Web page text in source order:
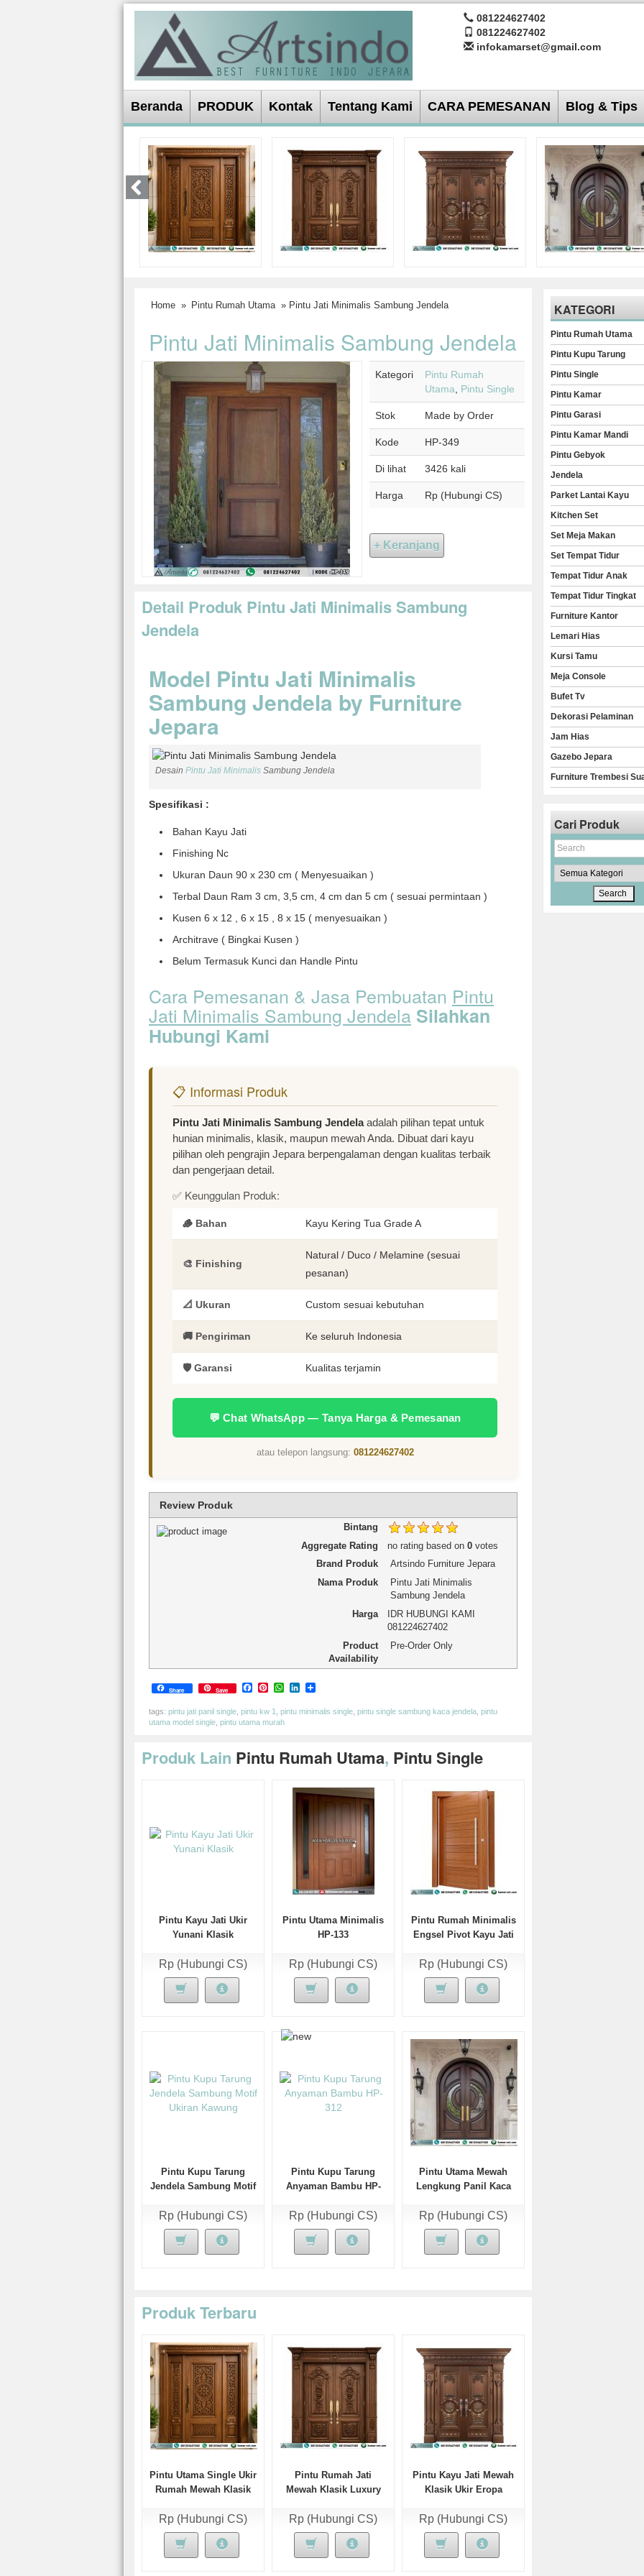
081224627402
081224627402
infokamarset@gmail.com
Beranda PRODUK Kontak Tentang Kami CARA PEMESANAN Blog & Tips
Home » Pintu Rumah Utama » Pintu Jati Minimalis Sambung Jendela
Pintu Jati Minimalis Sambung Jendela
Kategori
Pintu Rumah
Utama
Pintu Single
Stok Made by Order
Kode HP-349
Di lihat 3426 kali
Harga Rp (Hubungi CS)
Detail Produk Pintu Jati Minimalis Sambung
Jendela
Model Pintu Jati Minimalis
Sambung Jendela by Furniture
Jepara
Desain Pintu Jati Minimalis Sambung Jendela
Spesifikasi :
Bahan Kayu Jati
Finishing Nc
Ukuran Daun 90 x 230 cm ( Menyesuaikan )
Terbal Daun Ram 3 cm, 3,5 cm, 4 cm dan 5 cm ( sesuai permintaan )
Kusen 6 x 12 , 6 x 15 , 8 x 15 ( menyesuaikan )
Architrave ( Bingkai Kusen )
Belum Termasuk Kunci dan Handle Pintu
Cara Pemesanan & Jasa Pembuatan Pintu
Jati Minimalis Sambung Jendela Silahkan
Hubungi Kami
📋 Informasi Produk
Pintu Jati Minimalis Sambung Jendelaadalah pilihan tepat untuk
hunian minimalis, klasik, maupun mewah Anda. Dibuat dari kayu
pilihan oleh pengrajin Jepara berpengalaman dengan kualitas terbaik
dan pengerjaan detail.
✅ Keunggulan Produk:
🪵 Bahan Kayu Kering Tua Grade A
🎨 Finishing
Natural / Duco / Melamine (sesuai
pesanan)
📐 Ukuran Custom sesuai kebutuhan
🚚 Pengiriman Ke seluruh Indonesia
🛡️ Garansi Kualitas terjamin
💬 Chat WhatsApp — Tanya Harga & Pemesanan
atau telepon langsung: 081224627402
Review Produk
Bintang
Aggregate Rating
no rating based on0 votes
Brand Produk
Artsindo Furniture Jepara
Nama Produk
Pintu Jati Minimalis
Sambung Jendela
Harga
IDR HUBUNGI KAMI
081224627402
Product
Availability
Pre-Order Only
Share Save Facebook
Pinterest
WhatsApp
LinkedIn
tags: pintu jati panil single pintu kw 1 pintu minimalis single pintu single sambung kaca jendela pintu
utama model single pintu utama murah
Produk Lain Pintu Rumah Utama, Pintu Single
Pintu Kayu Jati Ukir
Yunani Klasik
Rp (Hubungi CS)
Pintu Utama Minimalis
HP-133
Rp (Hubungi CS)
Pintu Rumah Minimalis
Engsel Pivot Kayu Jati
Rp (Hubungi CS)
Pintu Kupu Tarung
Jendela Sambung Motif
Rp (Hubungi CS)
Pintu Kupu Tarung
Anyaman Bambu HP-
Rp (Hubungi CS)
Pintu Utama Mewah
Lengkung Panil Kaca
Rp (Hubungi CS)
Produk Terbaru
Pintu Utama Single Ukir
Rumah Mewah Klasik
Rp (Hubungi CS)
Pintu Rumah Jati
Mewah Klasik Luxury
Rp (Hubungi CS)
Pintu Kayu Jati Mewah
Klasik Ukir Eropa
Rp (Hubungi CS)
KATEGORI
Pintu Rumah Utama
Pintu Kupu Tarung
Pintu Single
Pintu Kamar
Pintu Garasi
Pintu Kamar Mandi
Pintu Gebyok
Jendela
Parket Lantai Kayu
Kitchen Set
Set Meja Makan
Set Tempat Tidur
Tempat Tidur Anak
Tempat Tidur Tingkat
Furniture Kantor
Lemari Hias
Kursi Tamu
Meja Console
Bufet Tv
Dekorasi Pelaminan
Jam Hias
Gazebo Jepara
Furniture Trembesi
Cari Produk